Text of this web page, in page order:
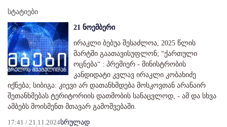
სტატიები
21 ნოემბერი
ირაკლი ბებუა შესაძლოა, 2025 წლის
მარტში გაათავისუფლონ; “ქართული
ოცნება“ : პრემიერ - მინისტრობის
კანდიდატი კვლავ ირაკლი კობახიძე
იქნება; სიბიგა: კიევი არ დათანხმდება მოსკოვთან არანაირ
შეთანხმებას ტერიტორიის დათმობის სანაცვლოდ, - ამ და სხვა
ამბებს მოისმენთ მთავარ გამოშვებაში.
17:41 / 21.11.2024სრულად